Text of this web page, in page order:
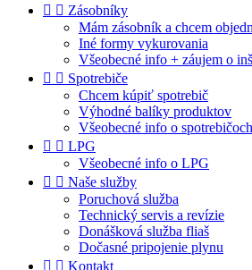
  Zásobníky
Mám zásobník a chcem
Iné formy vykurovania
Všeobecné info + záujem o
  Spotrebiče
Chcem kúpiť spotrebič
Výhodné balíky produktov
Všeobecné info o spotrebičoch
  LPG
Všeobecné info o LPG
  Naše služby
Poruchová služba
Technický servis a revízie
Donášková služba fliaš
Dočasné pripojenie plynu
  Kontakt